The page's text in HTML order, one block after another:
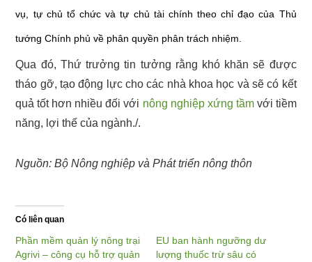
vụ, tự chủ tổ chức và tự chủ tài chính theo chỉ đạo của Thủ
tướng Chính phủ về phân quyền phân trách nhiệm.
Qua đó, Thứ trưởng tin tưởng rằng khó khăn sẽ được
tháo gỡ, tạo động lực cho các nhà khoa học và sẽ có kết
quả tốt hơn nhiều đối với nông nghiệp xứng tầmvới tiềm
năng, lợi thế của ngành./.
Nguồn: Bộ Nông nghiệp và Phát triển nông thôn
Có liên quan
Phần mềm quản lý nông trại
Agrivi – công cụ hỗ trợ quản
EU ban hành ngưỡng dư
lượng thuốc trừ sâu có